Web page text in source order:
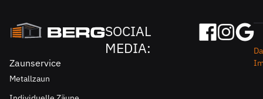
SOCIAL
MEDIA:
Zaunservice
Metallzaun